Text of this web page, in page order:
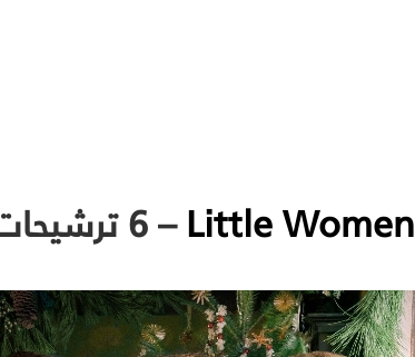
Little Women– 6 ترشيحات